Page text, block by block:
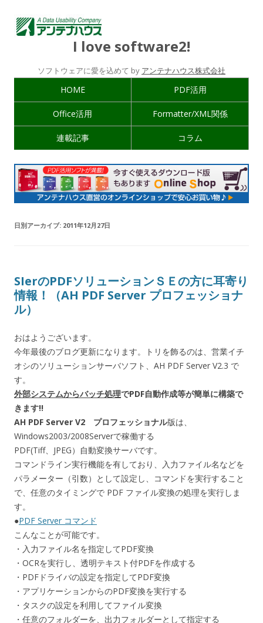
I love software2!
ソフトウェアに愛を込めて by アンテナハウス株式会社
HOME PDF活用
Office活用 Formatter/XML関係
連載記事 コラム
日別アーカイブ: 2011年12月27日
SIerのPDFソリューションＳＥの方に耳寄り
情報！（AH PDF Server プロフェッショナ
ル）
おはようございます。
今年最後のブログ更新になります。トリを飾るのは、営業イチ
オシのソリューションサーバソフト、AH PDF Server V2.3 で
す。
外部システムからバッチ処理でPDF自動作成等が簡単に構築で
きます!!
AH PDF Server V2 プロフェッショナル版は、
Windows2003/2008Serverで稼働する
PDF(Tiff、JPEG）自動変換サーバです。
コマンドライン実行機能を有しており、入力ファイル名などを
パラメーター（引数）として設定し、コマンドを実行すること
で、任意のタイミングで PDF ファイル変換の処理を実行しま
す。
●PDF Server コマンド
こんなことが可能です。
・入力ファイル名を指定してPDF変換
・OCRを実行し、透明テキスト付PDFを作成する
・PDFドライバの設定を指定してPDF変換
・アプリケーションからのPDF変換を実行する
・タスクの設定を利用してファイル変換
・任意のフォルダーを、出力フォルダーとして指定する